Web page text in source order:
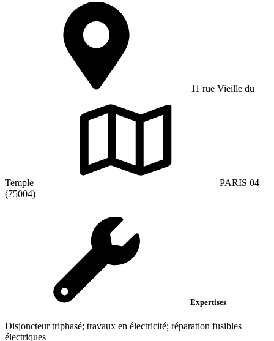
11 rue Vieille du
Temple
PARIS 04
(75004)
Expertises
Disjoncteur triphasé; travaux en électricité; réparation fusibles
électriques